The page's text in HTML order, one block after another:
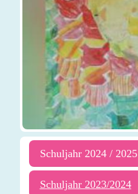
Schuljahr 2024 / 2025
Schuljahr 2023/2024